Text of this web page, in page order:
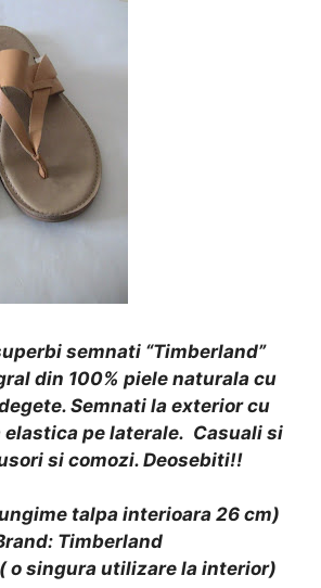
semnati “Timberland”
din 100% piele naturala cu
Semnati la exterior cu
pe laterale. Casuali si
si comozi. Deosebiti!!
talpa interioara 26 cm)
Timberland
o singura utilizare la interior)